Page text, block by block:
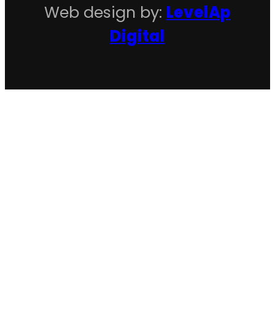
Web design by: LevelAp
Digital